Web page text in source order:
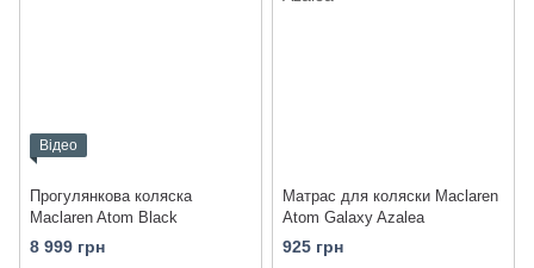
Відео
Прогулянкова коляска
Maclaren Atom Black
8 999 грн
Матрас для коляски Maclaren
Atom Galaxy Azalea
925 грн